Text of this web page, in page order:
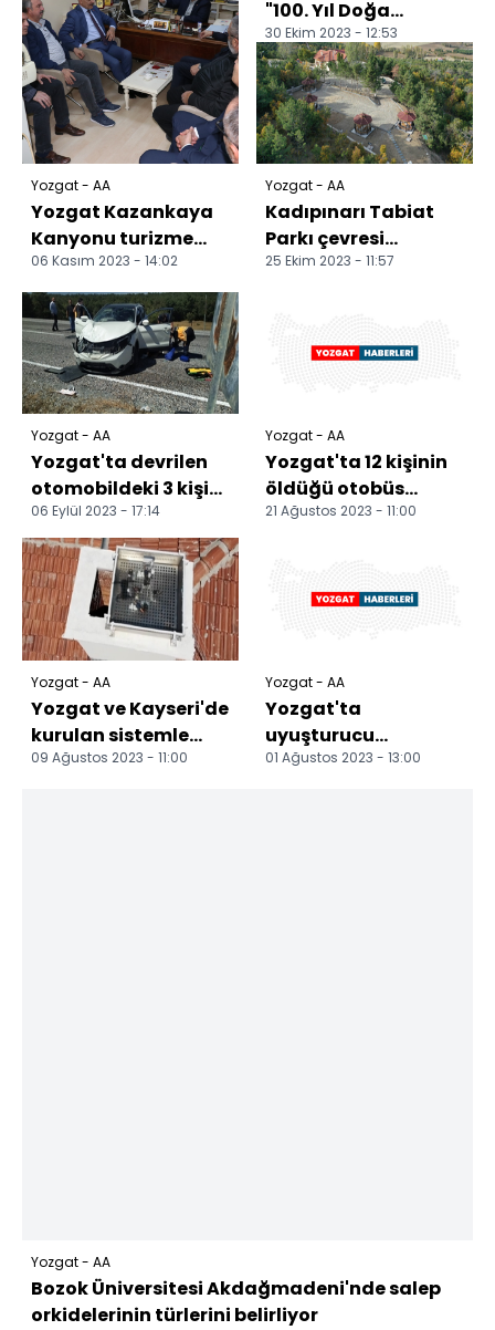
Yozgat - AA
Yozgat Kazankaya
Kanyonu turizme
kazandırılacak
06 Kasım 2023 - 14:02
"100. Yıl Doğa
Yürüyüşü" etkinliği
düzenlendi
30 Ekim 2023 - 12:53
Yozgat - AA
Kadıpınarı Tabiat
Parkı çevresi
düzenleniyor
25 Ekim 2023 - 11:57
Yozgat - AA
Yozgat'ta devrilen
otomobildeki 3 kişi
yaralandı
06 Eylül 2023 - 17:14
Yozgat - AA
Yozgat'ta 12 kişinin
öldüğü otobüs
kazasında
21 Ağustos 2023 - 11:00
Yozgat - AA
Yozgat ve Kayseri'de
kurulan sistemle
gözlemlenen meteor
09 Ağustos 2023 - 11:00
Yozgat - AA
Yozgat'ta
uyuşturucu
operasyonunda bir
01 Ağustos 2023 - 13:00
Yozgat - AA
Bozok Üniversitesi Akdağmadeni'nde salep
orkidelerinin türlerini belirliyor